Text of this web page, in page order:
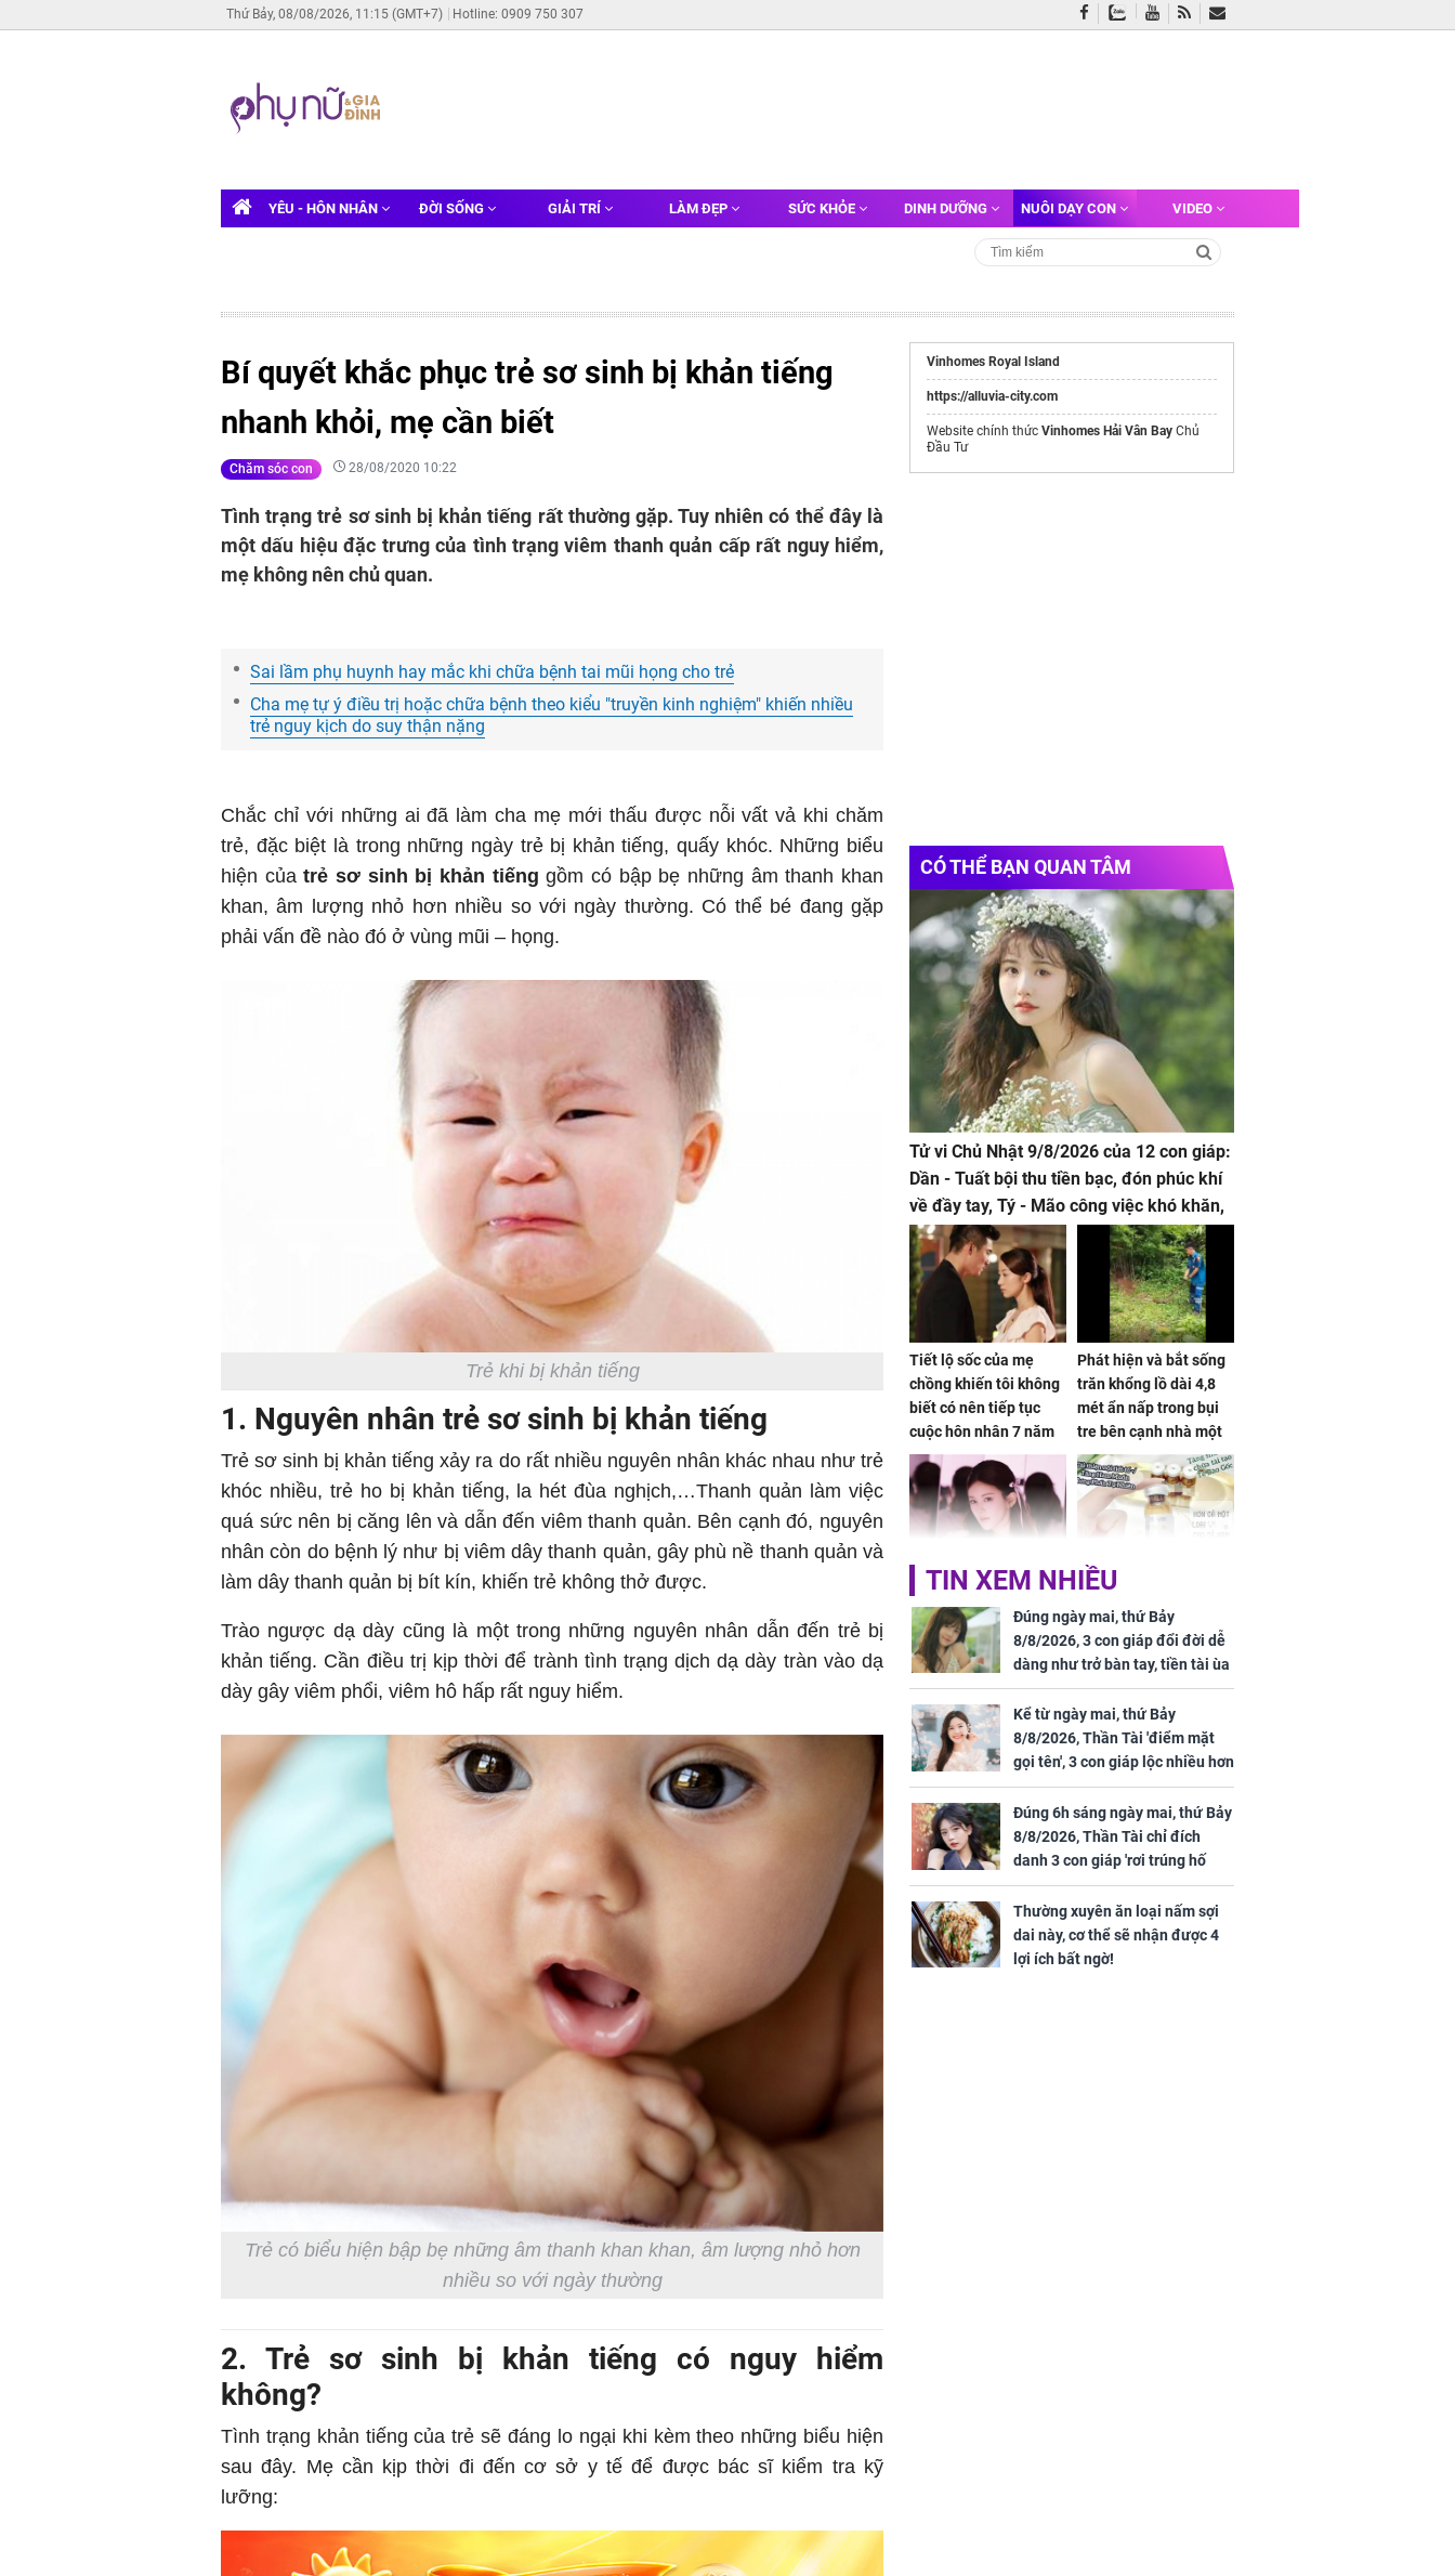
Thứ Bảy, 08/08/2026, 11:15 (GMT+7) Hotline: 0909 750 307
YÊU - HÔN NHÂN ĐỜI SỐNG GIẢI TRÍ LÀM ĐẸP SỨC KHỎE DINH DƯỠNG NUÔI DẠY CON VIDEO
Bí quyết khắc phục trẻ sơ sinh bị khản tiếng
nhanh khỏi, mẹ cần biết
Chăm sóc con 28/08/2020 10:22
Tình trạng trẻ sơ sinh bị khản tiếng rất thường gặp. Tuy nhiên có thể đây là
một dấu hiệu đặc trưng của tình trạng viêm thanh quản cấp rất nguy hiểm,
mẹ không nên chủ quan.
Sai lầm phụ huynh hay mắc khi chữa bệnh tai mũi họng cho trẻ
Cha mẹ tự ý điều trị hoặc chữa bệnh theo kiểu "truyền kinh nghiệm" khiến nhiều
trẻ nguy kịch do suy thận nặng
Chắc chỉ với những ai đã làm cha mẹ mới thấu được nỗi vất vả khi chăm
trẻ, đặc biệt là trong những ngày trẻ bị khản tiếng, quấy khóc. Những biểu
hiện củatrẻ sơ sinh bị khản tiếng gồm có bập bẹ những âm thanh khan
khan, âm lượng nhỏ hơn nhiều so với ngày thường. Có thể bé đang gặp
phải vấn đề nào đó ở vùng mũi – họng.
Trẻ khi bị khản tiếng
1. Nguyên nhân trẻ sơ sinh bị khản tiếng
Trẻ sơ sinh bị khản tiếng xảy ra do rất nhiều nguyên nhân khác nhau như trẻ
khóc nhiều, trẻ ho bị khản tiếng, la hét đùa nghịch,…Thanh quản làm việc
quá sức nên bị căng lên và dẫn đến viêm thanh quản. Bên cạnh đó, nguyên
nhân còn do bệnh lý như bị viêm dây thanh quản, gây phù nề thanh quản và
làm dây thanh quản bị bít kín, khiến trẻ không thở được.
Trào ngược dạ dày cũng là một trong những nguyên nhân dẫn đến trẻ bị
khản tiếng. Cần điều trị kịp thời để trành tình trạng dịch dạ dày tràn vào dạ
dày gây viêm phổi, viêm hô hấp rất nguy hiểm.
Trẻ có biểu hiện bập bẹ những âm thanh khan khan, âm lượng nhỏ hơn
nhiều so với ngày thường
2. Trẻ sơ sinh bị khản tiếng có nguy hiểm
không?
Tình trạng khản tiếng của trẻ sẽ đáng lo ngại khi kèm theo những biểu hiện
sau đây. Mẹ cần kịp thời đi đến cơ sở y tế để được bác sĩ kiểm tra kỹ
lưỡng:
Vinhomes Royal Island
https://alluvia-city.com
Website chính thức Vinhomes Hải Vân Bay Chủ
Đầu Tư
CÓ THỂ BẠN QUAN TÂM
Tử vi Chủ Nhật 9/8/2026 của 12 con giáp:
Dần - Tuất bội thu tiền bạc, đón phúc khí
về đầy tay, Tý - Mão công việc khó khăn,
tiền bạc đội nón ra đi
Tiết lộ sốc của mẹ
chồng khiến tôi không
biết có nên tiếp tục
cuộc hôn nhân 7 năm
nữa hay không
Phát hiện và bắt sống
trăn khổng lồ dài 4,8
mét ẩn nấp trong bụi
tre bên cạnh nhà một
cụ bà
Triệu Lộ Tư muốn bứt
phá khỏi vùng an toàn
NÓNG: Bộ Y tế chưa
cấp phép cho sản
phẩm làm đẹp từ tế
bào gốc người
nấm sợi dai này, cơ thể
sẽ nhận được 4 lợi ích
bất ngờ!
TIN XEM NHIỀU
Đúng ngày mai, thứ Bảy
8/8/2026, 3 con giáp đổi đời dễ
dàng như trở bàn tay, tiền tài ùa
tới, ngồi không lộc cũng đến,
phú quý theo tới già
Kể từ ngày mai, thứ Bảy
8/8/2026, Thần Tài 'điểm mặt
gọi tên', 3 con giáp lộc nhiều hơn
sông, tài vận sáng như trăng
Rằm, chính thức hết khổ
Đúng 6h sáng ngày mai, thứ Bảy
8/8/2026, Thần Tài chỉ đích
danh 3 con giáp 'rơi trúng hố
vàng', tiền bạc ùa về nhà 'như lũ
cuốn', vươn mình thành đại gia
trong phút chốc
Thường xuyên ăn loại nấm sợi
dai này, cơ thể sẽ nhận được 4
lợi ích bất ngờ!